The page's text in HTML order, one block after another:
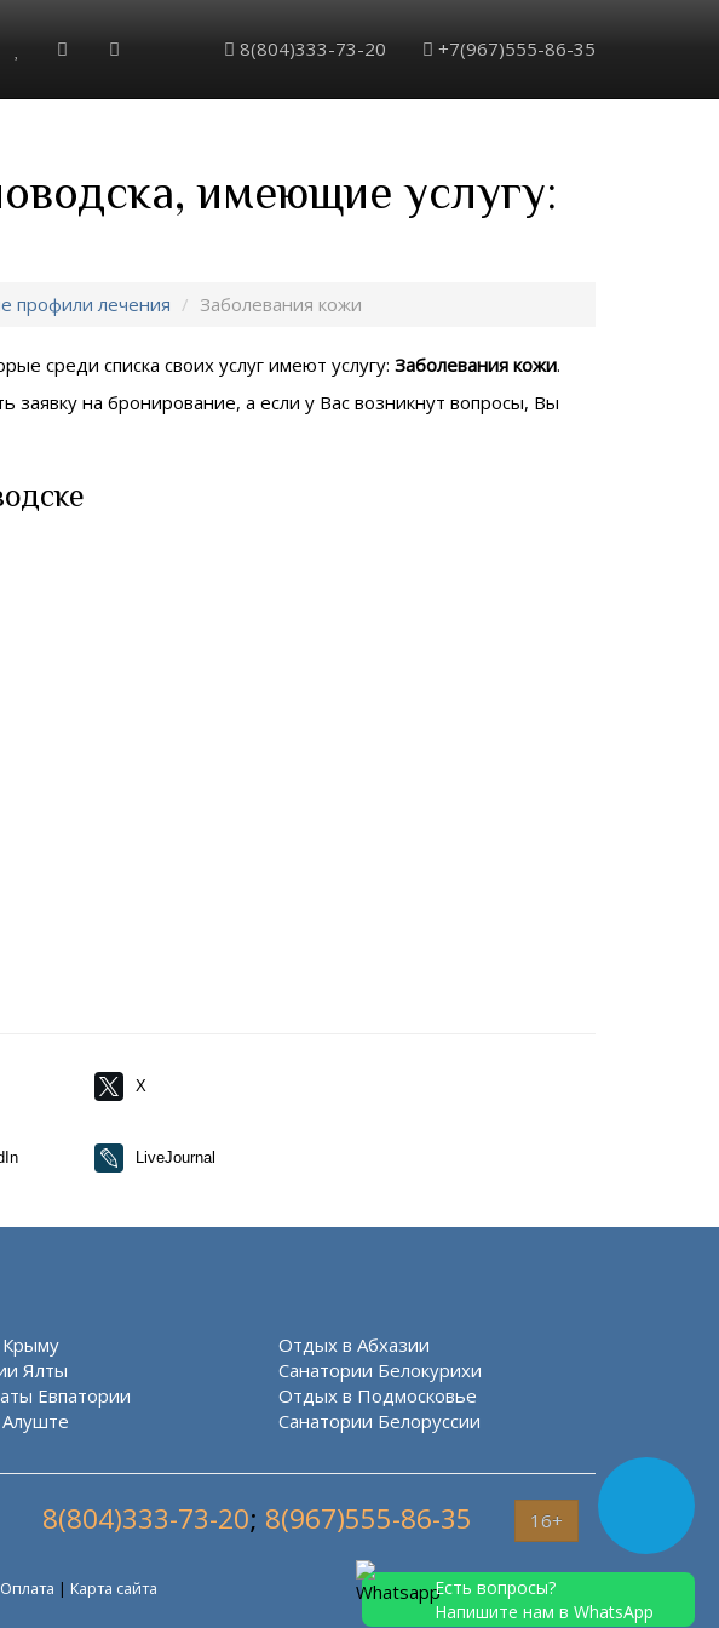
8(804)333-73-20 +7(967)555-86-35
имеющие услугу:
профили лечения Заболевания кожи
среди списка своих услуг имеют услугу: Заболевания кожи.
на бронирование, а если у Вас возникнут вопросы, Вы
X
LiveJournal
Ялты
Евпатории
Отдых в Абхазии
Санатории Белокурихи
Отдых в Подмосковье
Санатории Белоруссии
8(804)333-73-20; 8(967)555-86-35 16+
Оплата | Карта сайта
Есть вопросы?
Напишите нам в WhatsApp